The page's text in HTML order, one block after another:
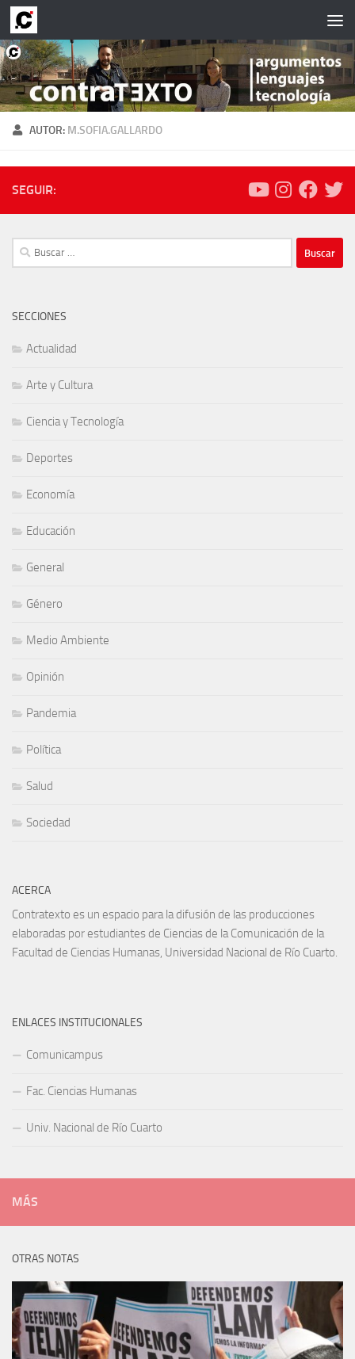
Saltar al contenido
AUTOR: M.SOFIA.GALLARDO
SEGUIR:
Buscar:
SECCIONES
Actualidad
Arte y Cultura
Ciencia y Tecnología
Deportes
Economía
Educación
General
Género
Medio Ambiente
Opinión
Pandemia
Política
Salud
Sociedad
ACERCA
Contratexto es un espacio para la difusión de las producciones
elaboradas por estudiantes de Ciencias de la Comunicación de la
Facultad de Ciencias Humanas, Universidad Nacional de Río Cuarto.
ENLACES INSTITUCIONALES
Comunicampus
Fac. Ciencias Humanas
Univ. Nacional de Río Cuarto
MÁS
OTRAS NOTAS